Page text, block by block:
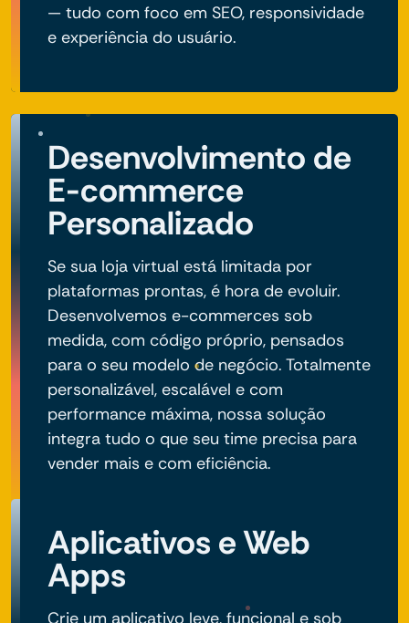
— tudo com foco em SEO, responsividade
e experiência do usuário.
Desenvolvimento de
E-commerce
Personalizado
Se sua loja virtual está limitada por
plataformas prontas, é hora de evoluir.
Desenvolvemos e-commerces sob
medida, com código próprio, pensados
para o seu modelo de negócio. Totalmente
personalizável, escalável e com
performance máxima, nossa solução
integra tudo o que seu time precisa para
vender mais e com eficiência.
Aplicativos e Web
Apps
Crie um aplicativo leve, funcional e sob